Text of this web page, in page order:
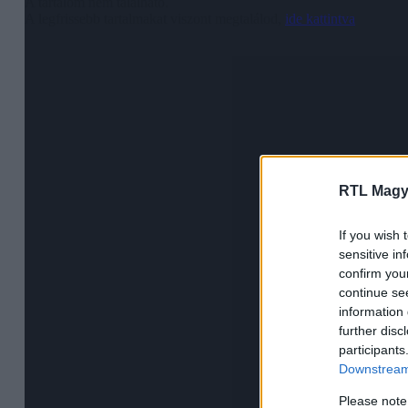
RTL
If you wish
sensitive
confirm
continue
information
further
Please